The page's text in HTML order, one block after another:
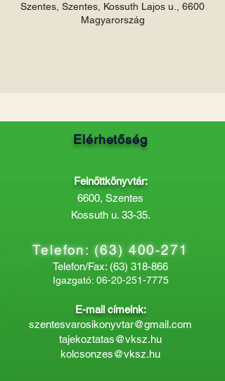
Szentes, Szentes, Kossuth Lajos u., 6600
Magyarország
Elérhetőség
Felnőttkönyvtár:
6600, Szentes
Kossuth u. 33-35.
Telefon:(63) 400-271
Telefon/Fax: (63) 318-866
Igazgató: 06-20-251-7775
E-mail címeink:
szentesvarosikonyvtar@gmail.com
tajekoztatas@vksz.hu
kolcsonzes@vksz.hu